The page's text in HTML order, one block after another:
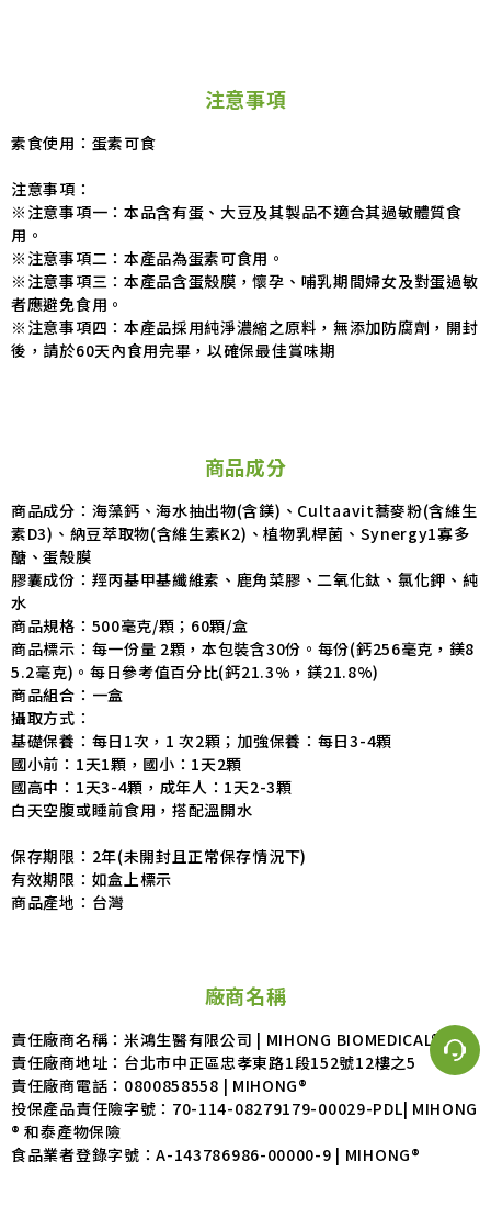
注意事項
素食使用：蛋素可食
注意事項：
※注意事項一：本品含有蛋、大豆及其製品不適合其過敏體質食
用。
※注意事項二：本產品為蛋素可食用。
※注意事項三：本產品含蛋殼膜，懷孕、哺乳期間婦女及對蛋過敏
者應避免食用。
※注意事項四：本產品採用純淨濃縮之原料，無添加防腐劑，開封
後，請於60天內食用完畢，以確保最佳賞味期
商品成分
商品成分：海藻鈣、海水抽出物(含鎂)、Cultaavit蕎麥粉(含維生
素D3)、納豆萃取物(含維生素K2)、植物乳桿菌、Synergy1寡多
醣、蛋殼膜
膠囊成份：羥丙基甲基纖維素、鹿角菜膠、二氧化鈦、氯化鉀、純
水
商品規格：500毫克/顆；60顆/盒
商品標示：每一份量 2顆，本包裝含30份。每份(鈣256毫克，鎂8
5.2毫克)。每日參考值百分比(鈣21.3%，鎂21.8%)
商品組合：一盒
攝取方式：
基礎保養：每日1次，1 次2顆；加強保養：每日3-4顆
國小前：1天1顆，國小：1天2顆
國高中：1天3-4顆，成年人：1天2-3顆
白天空腹或睡前食用，搭配溫開水
保存期限：2年(未開封且正常保存情況下)
有效期限：如盒上標示
商品產地：台灣
廠商名稱
責任廠商名稱：米鴻生醫有限公司 | MIHONG BIOMEDICAL®
責任廠商地址：台北市中正區忠孝東路1段152號12樓之5
責任廠商電話：0800858558 | MIHONG®
投保產品責任險字號：70-114-08279179-00029-PDL| MIHONG
® 和泰產物保險
食品業者登錄字號：A-143786986-00000-9 | MIHONG®